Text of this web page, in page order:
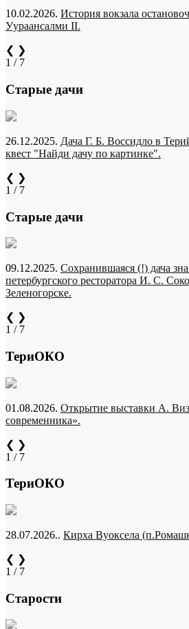
10.02.2026. История вокзала
Уураансалми II.
❮ ❯
1 / 7
Старые дачи
26.12.2025. Дача Г. Б. Воссидло в
квест "Найди дачу по картинке".
❮ ❯
1 / 7
Старые дачи
09.12.2025. Сохранившаяся (!) дача
петербургского ресторатора И. С.
Зеленогорске.
❮ ❯
1 / 7
ТериОКО
01.08.2026. Открытие выставки А.
современника».
❮ ❯
1 / 7
ТериОКО
28.07.2026.. Кирха Вуоксела
❮ ❯
1 / 7
Старости